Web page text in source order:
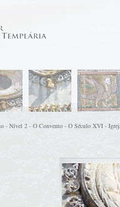
- Nível 2 - O Convento - O Século XVI -